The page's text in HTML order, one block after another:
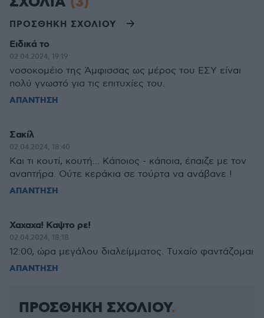
ΠΡΟΣΘΗΚΗ ΣΧΟΛΙΟΥ
Ειδικά το
02.04.2024, 19:19
νοσοκομέιο της Άμφισσας ως μέρος του ΕΣΥ είναι
πολύ γνωστό για τις επιτυχίες του.
ΑΠΑΝΤΗΣΗ
Σακίλ
02.04.2024, 18:40
Και τι κουτί, κουτή... Κάποιος - κάποια, έπαιζε με τον
αναπτήρα. Ούτε κεράκια σε τούρτα να ανάβανε !
ΑΠΑΝΤΗΣΗ
Χαχαχα! Καψτο ρε!
02.04.2024, 18:18
12:00, ώρα μεγάλου διαλείμματος. Τυχαίο φαντάζομαι
ΑΠΑΝΤΗΣΗ
ΠΡΟΣΘΗΚΗ ΣΧΟΛΙΟΥ